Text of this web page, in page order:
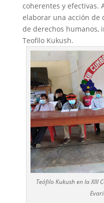
coherentes y efectivas.
elaborar una acción de
de derechos humanos,
Teofilo Kukush.
Teófilo Kukush en la XIII